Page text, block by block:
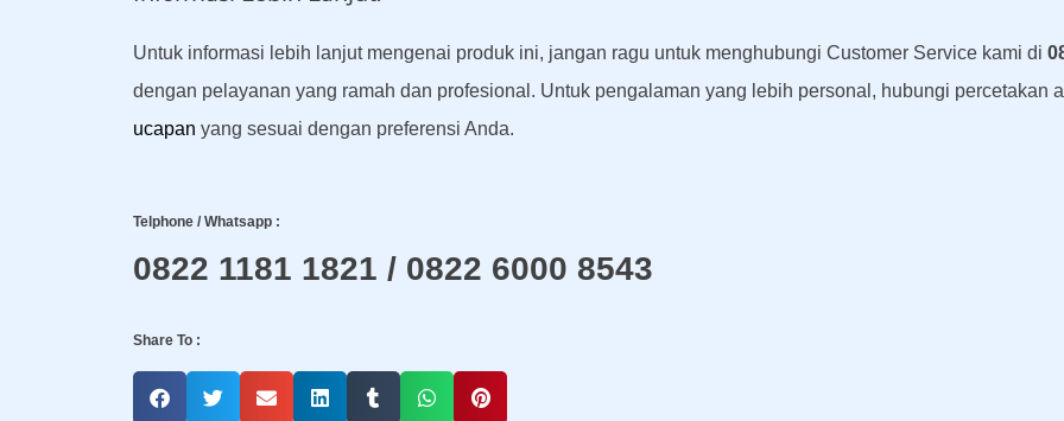
Untuk informasi lebih lanjut mengenai produk ini, jangan ragu untuk menghubungi Customer Service kami di
dengan pelayanan yang ramah dan profesional. Untuk pengalaman yang lebih personal, hubungi percetakan
ucapan yang sesuai dengan preferensi Anda.
Telphone / Whatsapp :
0822 1181 1821 / 0822 6000 8543
Share To :